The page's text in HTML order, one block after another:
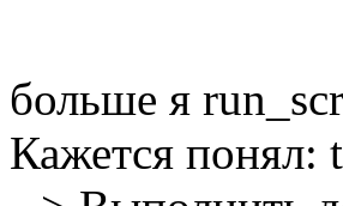
больше я
Кажется понял: